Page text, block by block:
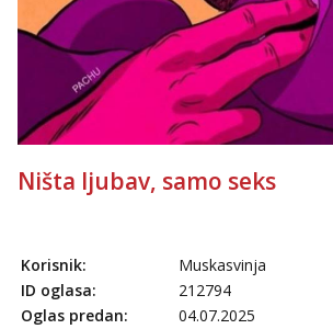
064/677-677- Kod: #123
tel:0,93€ - mob:1,12€ min
Anđela
Čekam tvoj poziv!
064/677-677- Kod: #142
Ništa ljubav, samo seks
Korisnik:
Muskasvinja
ID oglasa:
212794
Oglas predan:
04.07.2025